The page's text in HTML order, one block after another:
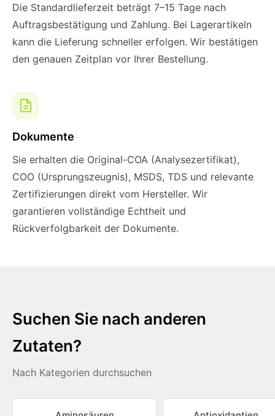
Die Standardlieferzeit beträgt 7–15 Tage nach
Auftragsbestätigung und Zahlung. Bei Lagerartikeln
kann die Lieferung schneller erfolgen. Wir bestätigen
den genauen Zeitplan vor Ihrer Bestellung.
Dokumente
Sie erhalten die Original-COA (Analysezertifikat),
COO (Ursprungszeugnis), MSDS, TDS und relevante
Zertifizierungen direkt vom Hersteller. Wir
garantieren vollständige Echtheit und
Rückverfolgbarkeit der Dokumente.
Suchen Sie nach anderen
Zutaten?
Nach Kategorien durchsuchen